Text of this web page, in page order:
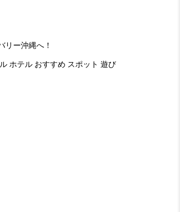
ー沖縄へ！
ホテル おすすめ スポット 遊び